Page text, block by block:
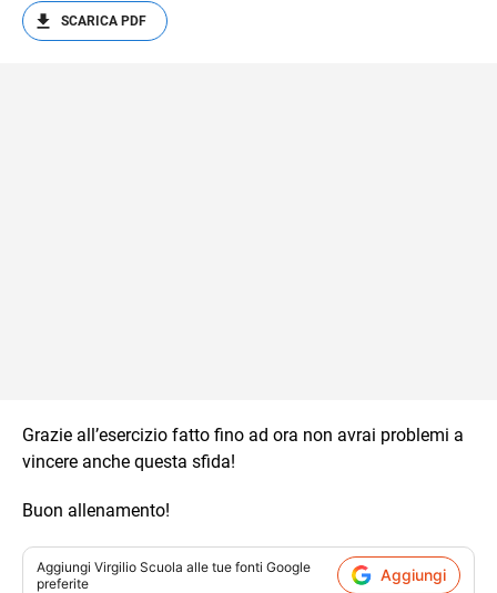
SCARICA PDF
Grazie all’esercizio fatto fino ad ora non avrai problemi a
vincere anche questa sfida!
Buon allenamento!
Aggiungi Virgilio Scuola alle tue fonti Google
preferite
Aggiungi